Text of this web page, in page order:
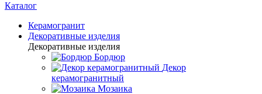
Каталог
Керамогранит
Декоративные изделия
Декоративные изделия
Бордюр
Декор
керамогранитный
Мозаика